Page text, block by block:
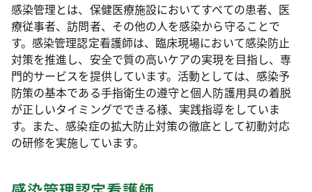
感染管理とは、保健医療施設においてすべての患者、医
療従事者、訪問者、その他の人を感染から守ることで
す。感染管理認定看護師は、臨床現場において感染防止
対策を推進し、安全で質の高いケアの実現を目指し、専
門的サービスを提供しています。活動としては、感染予
防策の基本である手指衛生の遵守と個人防護用具の着脱
が正しいタイミングでできる様、実践指導をしていま
す。また、感染症の拡大防止対策の徹底として初動対応
の研修を実施しています。